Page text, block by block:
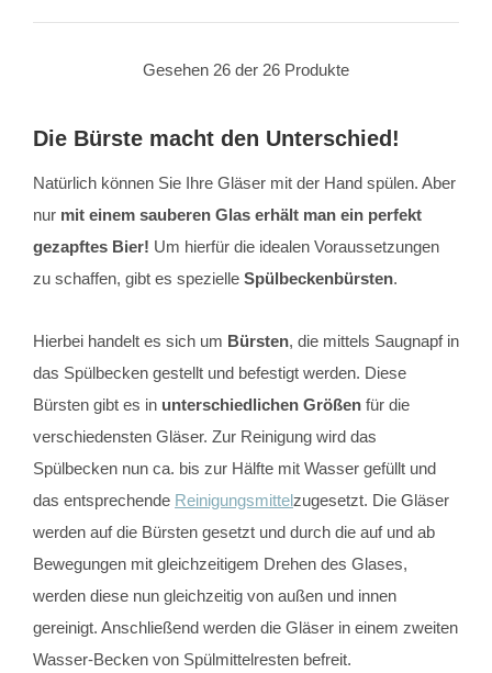
Gesehen 26 der 26 Produkte
Die Bürste macht den Unterschied!
Natürlich können Sie Ihre Gläser mit der Hand spülen. Aber
nur mit einem sauberen Glas erhält man ein perfekt
gezapftes Bier! Um hierfür die idealen Voraussetzungen
zu schaffen, gibt es spezielle Spülbeckenbürsten.
Hierbei handelt es sich um Bürsten, die mittels Saugnapf in
das Spülbecken gestellt und befestigt werden. Diese
Bürsten gibt es in unterschiedlichen Größen für die
verschiedensten Gläser. Zur Reinigung wird das
Spülbecken nun ca. bis zur Hälfte mit Wasser gefüllt und
das entsprechende Reinigungsmittelzugesetzt. Die Gläser
werden auf die Bürsten gesetzt und durch die auf und ab
Bewegungen mit gleichzeitigem Drehen des Glases,
werden diese nun gleichzeitig von außen und innen
gereinigt. Anschließend werden die Gläser in einem zweiten
Wasser-Becken von Spülmittelresten befreit.